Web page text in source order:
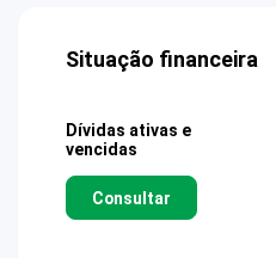
Situação financeira
Dívidas ativas e
vencidas
Consultar